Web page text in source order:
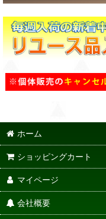
ホーム
ショッピングカート
マイページ
会社概要